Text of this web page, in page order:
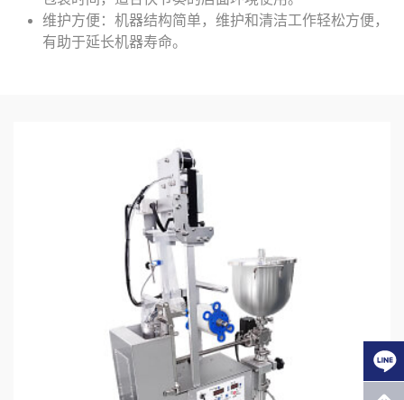
维护方便：机器结构简单，维护和清洁工作轻松方便，
有助于延长机器寿命。